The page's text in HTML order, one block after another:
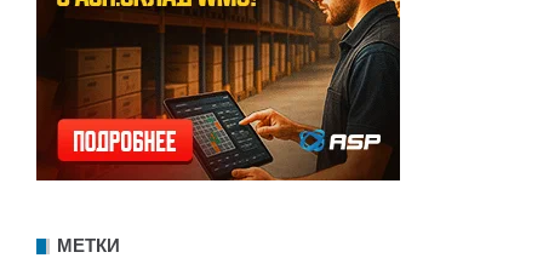
МЕТКИ